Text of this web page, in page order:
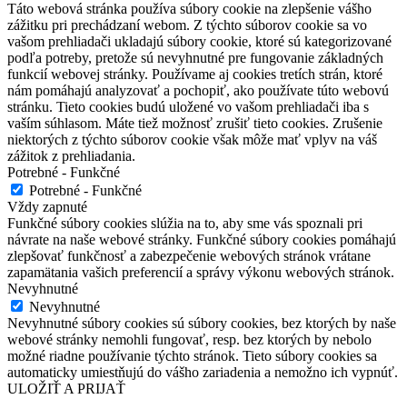
Táto webová stránka používa súbory cookie na zlepšenie vášho
zážitku pri prechádzaní webom. Z týchto súborov cookie sa vo
vašom prehliadači ukladajú súbory cookie, ktoré sú kategorizované
podľa potreby, pretože sú nevyhnutné pre fungovanie základných
funkcií webovej stránky. Používame aj cookies tretích strán, ktoré
nám pomáhajú analyzovať a pochopiť, ako používate túto webovú
stránku. Tieto cookies budú uložené vo vašom prehliadači iba s
vaším súhlasom. Máte tiež možnosť zrušiť tieto cookies. Zrušenie
niektorých z týchto súborov cookie však môže mať vplyv na váš
zážitok z prehliadania.
Potrebné - Funkčné
Potrebné - Funkčné
Vždy zapnuté
Funkčné súbory cookies slúžia na to, aby sme vás spoznali pri
návrate na naše webové stránky. Funkčné súbory cookies pomáhajú
zlepšovať funkčnosť a zabezpečenie webových stránok vrátane
zapamätania vašich preferencií a správy výkonu webových stránok.
Nevyhnutné
Nevyhnutné
Nevyhnutné súbory cookies sú súbory cookies, bez ktorých by naše
webové stránky nemohli fungovať, resp. bez ktorých by nebolo
možné riadne používanie týchto stránok. Tieto súbory cookies sa
automaticky umiestňujú do vášho zariadenia a nemožno ich vypnúť.
ULOŽIŤ A PRIJAŤ